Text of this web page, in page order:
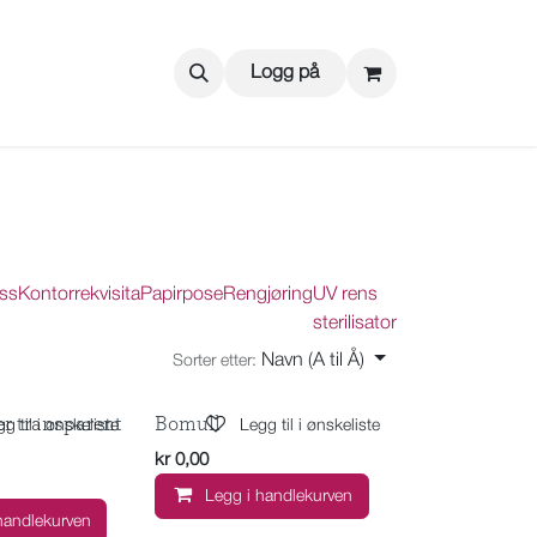
Logg på
KontorrekvisitaPapirposeRengjøringUV rens
sterilisator
Sorter etter: Navn (A til Å)
transparent
til i ønskeliste Bomull
kr 0,00
Legg i handlekurven
Legg til i ønskeliste